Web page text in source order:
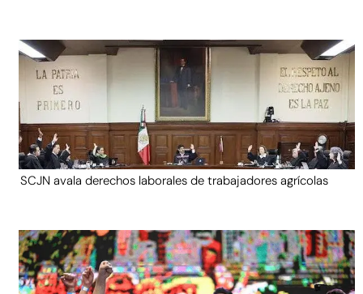
SCJN avala derechos laborales de trabajadores agrícolas